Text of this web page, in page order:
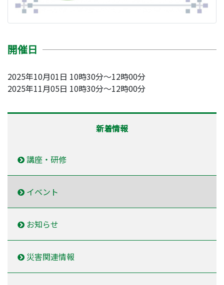
開催日
2025年10月01日 10時30分～12時00分
2025年11月05日 10時30分～12時00分
新着情報
講座・研修
イベント
お知らせ
災害関連情報